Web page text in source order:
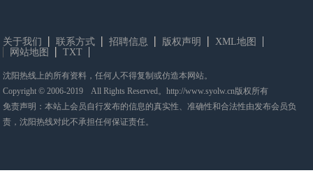
关于我们 联系方式 招聘信息 版权声明
XML地图
网站地图
TXT
沈阳热线上的所有资料，任何人不得复制或仿造本网站。
Copyright © 2006-2019 All Rights Reserved。http://www.syolw.cn版权所有
免责声明：本站上会员自行发布的信息的真实性、准确性和合法性由发布会员负
责，沈阳热线对此不承担任何保证责任。